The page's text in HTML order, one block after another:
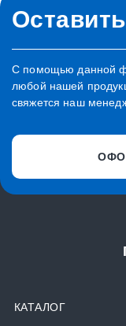
Оставить
С помощью данной
любой нашей
свяжется наш
КАТАЛОГ